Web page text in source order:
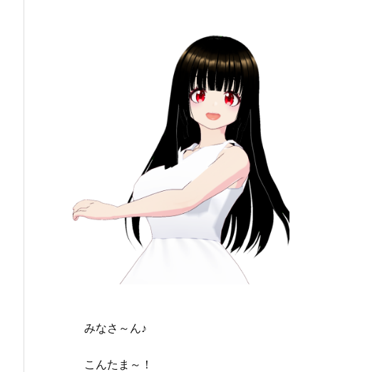
みなさ～ん♪
こんたま～！